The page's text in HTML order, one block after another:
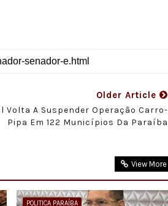
Older Article
Volta A Suspender Operação Carro-
Pipa Em 122 Municípios Da Paraíba
View More
POLITICA PARAÍBA